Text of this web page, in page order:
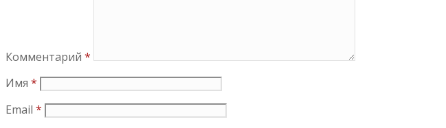
Комментарий *
Имя *
Email *